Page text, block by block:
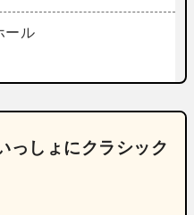
ール
っしょにクラシック